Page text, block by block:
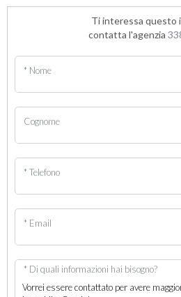
Ti interessa questo
contatta l'agenzia
* Nome
Cognome
* Telefono
* Email
* Di quali informazioni hai bisogno?